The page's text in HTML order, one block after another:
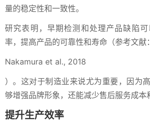
量的稳定性和一致性。
研究表明，早期检测和处理产品缺陷
率，提高产品的可靠性和寿命（参考文献：
Nakamura et al., 2018
）。这对于制造业来说尤为重要，因为
够增强品牌形象，还能减少售后服务成本
提升生产效率